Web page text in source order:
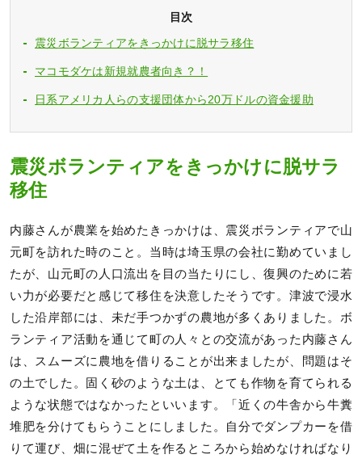
目次
震災ボランティアをきっかけに脱サラ移住
マコモダケは新規就農者向き？！
日系アメリカ人らの支援団体から20万ドルの資金援助
震災ボランティアをきっかけに脱サラ
移住
内藤さんが農業を始めたきっかけは、震災ボランティアで山
元町を訪れた時のこと。当時は埼玉県の会社に勤めていまし
たが、山元町の人口流出を目の当たりにし、復興のために若
い力が必要だと感じて移住を決意したそうです。津波で浸水
した沿岸部には、未だ手つかずの農地が多くありました。ボ
ランティア活動を通じて町の人々との交流があった内藤さん
は、スムーズに農地を借りることが出来ましたが、問題はそ
の土でした。固く砂のような土は、とても作物を育てられる
ような状態ではなかったといいます。「近くの牛舎から牛糞
堆肥を分けてもらうことにしました。自分でダンプカーを借
りて運び、畑に混ぜて土を作るところから始めなければなり